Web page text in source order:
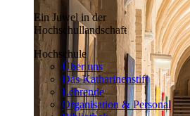
Ein Juwel in der
Hochschullandschaft
Hochschule
Über uns
Das Katharinenstift
Lehrende
Organisation & Personal